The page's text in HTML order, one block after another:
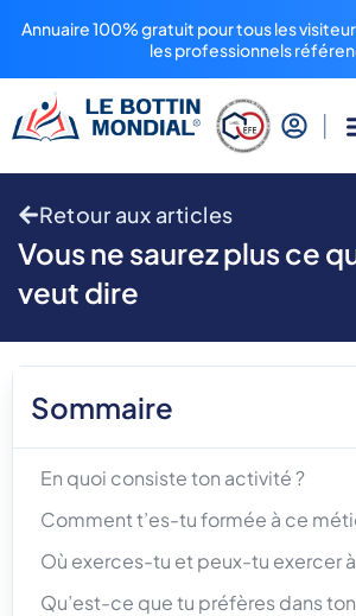
Annuaire 100% gratuit pour tous les
les professionnels
Retour aux articles
Vous ne saurez plus ce
veut dire
Sommaire
En quoi consiste ton activité ?
Comment t’es-tu formée à ce
Où exerces-tu et peux-tu exercer
Qu’est-ce que tu préfères dans